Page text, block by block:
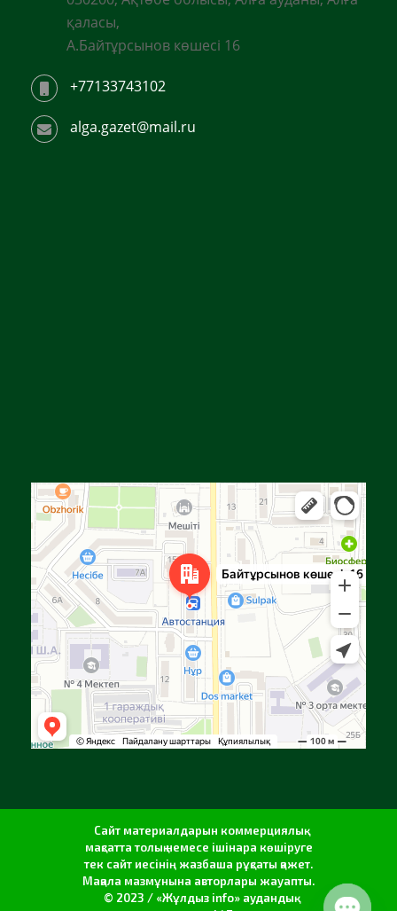
қаласы,
А.Байтұрсынов көшесі 16
+77133743102
alga.gazet@mail.ru
Яндекс Карталар — көлік, навигация, орындарды іздеу
Сайт материалдарын коммерциялық
мақсатта толық немесе ішінара көшіруге
тек сайт иесінің жазбаша рұқсаты қажет.
Мақала мазмұнына авторлары жауапты.
© 2023 / «Жұлдыз info» аудандық